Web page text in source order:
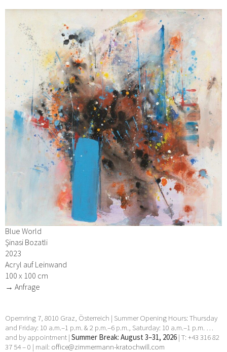
Blue World
Şinasi Bozatli
2023
Acryl auf Leinwand
100 x 100 cm
→ Anfrage
Opernring 7, 8010 Graz, Österreich | Summer Opening Hours: Thursday
and Friday: 10 a.m.–1 p.m. & 2 p.m.–6 p.m., Saturday: 10 a.m.–1 p.m. …
and by appointment | Summer Break: August 3–31, 2026 | T: +43 316 82
37 54 – 0 | mail: office@zimmermann-kratochwill.com